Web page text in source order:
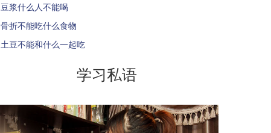
豆浆什么人不能喝
骨折不能吃什么食物
土豆不能和什么一起吃
学习私语